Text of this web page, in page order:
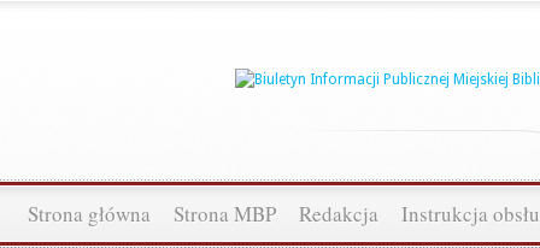
Strona główna Strona MBP Redakcja Instrukcja